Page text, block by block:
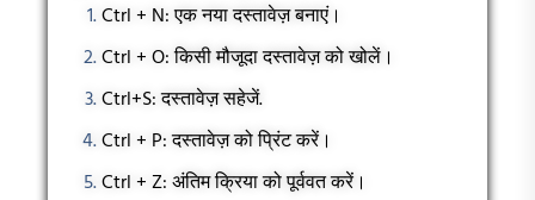
Ctrl + N: एक नया दस्तावेज़ बनाएं।
Ctrl + O: किसी मौजूदा दस्तावेज़ को खोलें।
Ctrl+S: दस्तावेज़ सहेजें.
Ctrl + P: दस्तावेज़ को प्रिंट करें।
Ctrl + Z: अंतिम क्रिया को पूर्ववत करें।